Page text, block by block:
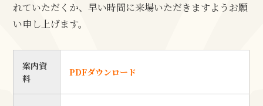
れていただくか、早い時間に来場いただきますようお願
い申し上げます。
案内資
料
PDFダウンロード